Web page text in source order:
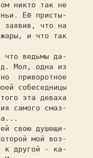
никто так не
Её присты-
заявив, что на
и что так
Мол, одна из
приворотное
собеседницы
эта деваха
самого смаз-
мой воз-
к другой - ка-